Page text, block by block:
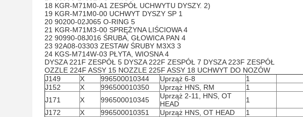
18 KGR-M71M0-A1 ZESPÓŁ UCHWYTU DYSZY. 2)
19 KGR-M71M0-00 UCHWYT DYSZY SP 1
20 90200-02J065 O-RING 5
21 KGR-M71M3-00 SPRĘŻYNA LIŚCIOWA 4
22 90990-08J016 ŚRUBA, GŁOWICA PAN 4
23 92A08-03303 ZESTAW ŚRUBY M3X3 3
24 KGS-M714W-03 PŁYTA, WIOSNA 4
DYSZA 221F ZESPÓŁ 5 DYSZA 222F ZESPÓŁ 7 DYSZA 223F ZESPÓŁ
OZZLE 224F ASSY 15 NOZZLE 225F ASSY 18 UCHWYT DO NOZÓW
J149
X 996500010344 Uprząż 6-8 1
J152
X 996500010350 Uprząż HNS, RM 1
J171
X 996500010345
Uprząż 2-11, HNS, OT
HEAD
1
J172
X 996500010351 Uprząż HNS, OT HEAD 1